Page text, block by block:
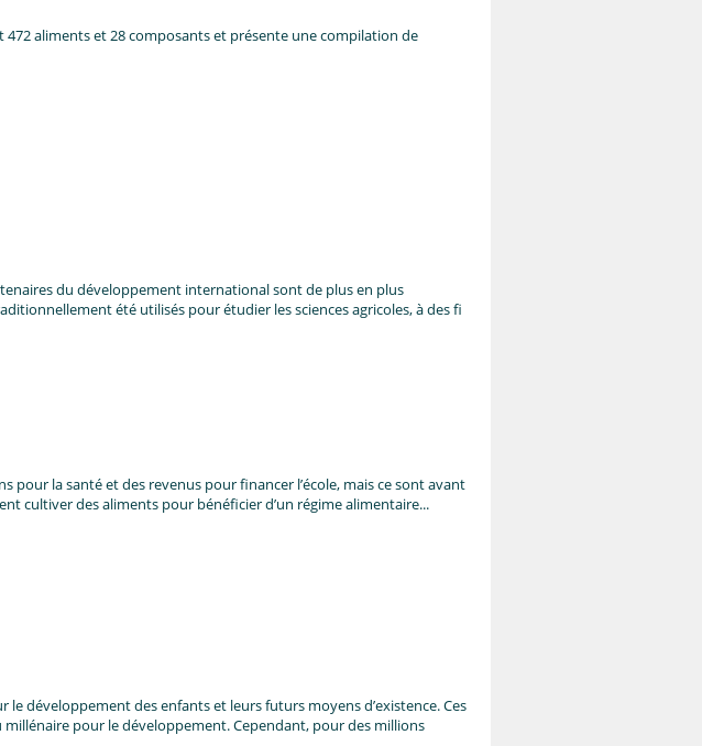
472alimentset 28composantset présente une compilation de
du développement international sont de plus en plus
été utilisés pour étudier les sciences agricoles, à des fi
pour la santé et des revenus pour financer l’école, mais ce sont avant
cultiver des aliments pour bénéficier d’un régime alimentaire...
développement des enfants et leurs futurs moyens d’existence. Ces
pour le développement. Cependant, pour des millions